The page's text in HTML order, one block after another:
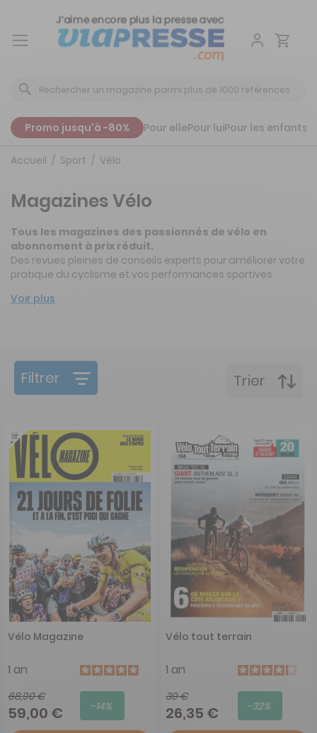
Aller
Promo jusqu'à -80% Pour ellePour luiPour les enfants
Accueil Sport Vélo
Magazines Vélo
Tous les magazines des passionnés de vélo en
abonnement à prix réduit.
Des revues pleines de conseils experts pour améliorer votre
pratique du cyclisme et vos performances sportives.
Voir plus
Filtrer Trier
Vélo Magazine
1 an
68,90 €
59,00 € -14%
Vélo tout terrain
1 an
39 €
26,35 € -32%